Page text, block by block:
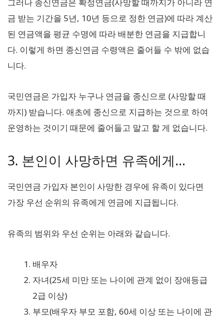
금 받는 기간을 5년, 10년 등으로 정한 연금)에 따라 계산
된 연금액을 평균 수명에 따라 배분한 연금을 지급합니
다. 이렇게 하면 종신연금 수령액은 줄어들 수 밖에 없습
니다.
국민연금은 가입자 누구나 연금을 종신으로 (사망할 때
까지) 받습니다. 애초에 종신으로 지급하는 것으로 하여
운영하는 것이기 때문에 줄어들고 말고 할 게 없습니다.
3. 본인이 사망하면 유족에게…
국민연금 가입자 본인이 사망한 경우에 유족이 있다면
가장 우선 순위의 유족에게 연금에 지급됩니다.
유족의 범위와 우선 순위는 아래와 같습니다.
배우자
자녀(25세 미만 또는 나이에 관계 없이 장애등급
2급 이상)
부모(배우자 부모 포함, 60세 이상 또는 나이에 관